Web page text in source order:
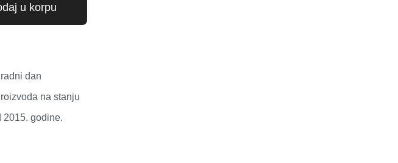
u korpu
dan
na stanju
2015. godine.